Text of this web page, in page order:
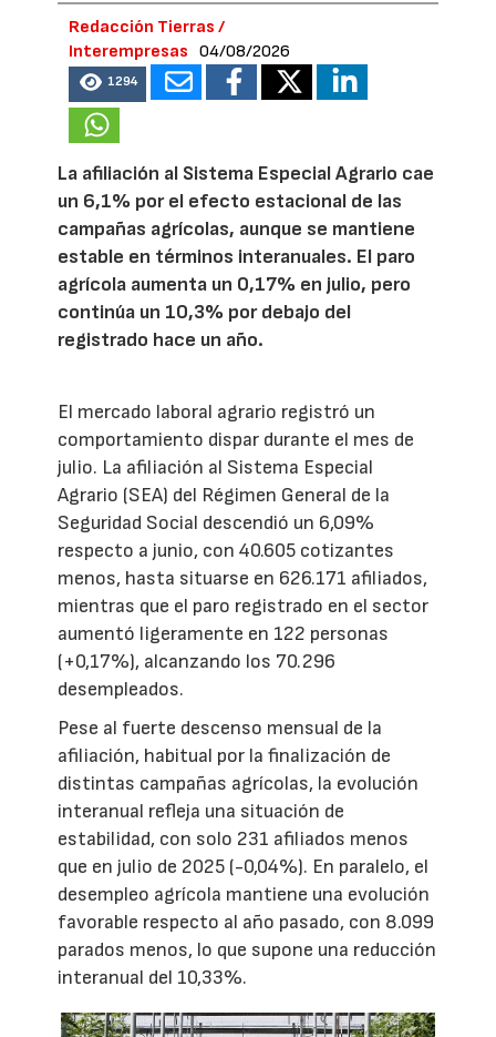
Redacción Tierras /
Interempresas
04/08/2026
1294
La afiliación al Sistema Especial Agrario cae
un 6,1% por el efecto estacional de las
campañas agrícolas, aunque se mantiene
estable en términos interanuales. El paro
agrícola aumenta un 0,17% en julio, pero
continúa un 10,3% por debajo del
registrado hace un año.
El mercado laboral agrario registró un
comportamiento dispar durante el mes de
julio. La afiliación al Sistema Especial
Agrario (SEA) del Régimen General de la
Seguridad Social descendió un 6,09%
respecto a junio, con 40.605 cotizantes
menos, hasta situarse en 626.171 afiliados,
mientras que el paro registrado en el sector
aumentó ligeramente en 122 personas
(+0,17%), alcanzando los 70.296
desempleados.
Pese al fuerte descenso mensual de la
afiliación, habitual por la finalización de
distintas campañas agrícolas, la evolución
interanual refleja una situación de
estabilidad, con solo 231 afiliados menos
que en julio de 2025 (-0,04%). En paralelo, el
desempleo agrícola mantiene una evolución
favorable respecto al año pasado, con 8.099
parados menos, lo que supone una reducción
interanual del 10,33%.